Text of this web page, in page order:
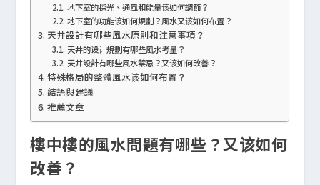
地下室的採光、通風和能量该如何調節？
地下室的功能该如何規劃？風水又该如何布置？
天井設計有哪些風水原則和注意事項？
天井的设计規劃有哪些風水考量？
天井設計有哪些風水禁忌？又该如何改善？
特殊格局的整體風水该如何布置？
結語與建議
推薦文章
樓中樓的風水問題有哪些？又该如何
改善？